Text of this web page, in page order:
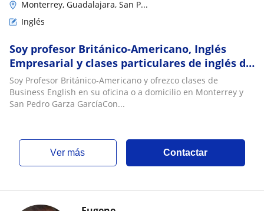
Monterrey, Guadalajara, San P...
Inglés
Soy profesor Británico-Americano, Inglés
Empresarial y clases particulares de inglés de
negocios en gdl y en mty, presenciales y en
línea
Soy Profesor Británico-Americano y ofrezco clases de
Business English en su oficina o a domicilio en Monterrey y
San Pedro Garza GarcíaCon...
ver más Contactar